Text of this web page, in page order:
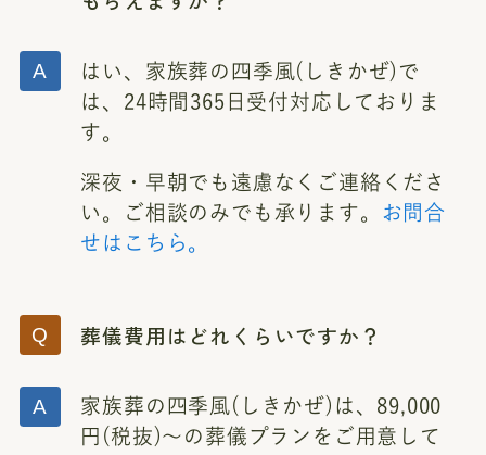
はい、家族葬の四季風(しきかぜ)で
は、24時間365日受付対応しておりま
す。
深夜・早朝でも遠慮なくご連絡くださ
い。ご相談のみでも承ります。 お問合
せはこちら。
葬儀費用はどれくらいですか？
家族葬の四季風(しきかぜ)は、89,000
円(税抜)～の葬儀プランをご用意して